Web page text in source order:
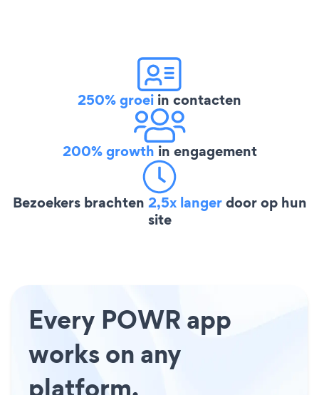
250% groei in contacten
200% growth in engagement
Bezoekers brachten 2,5x langerdoor op hun
site
Every POWR app
works on any
platform.